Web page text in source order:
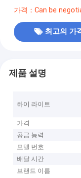
가격：Can be
최고의 가
제품 설명
하이 라이트
가격
공급 능력
모델 번호
배달 시간
브랜드 이름